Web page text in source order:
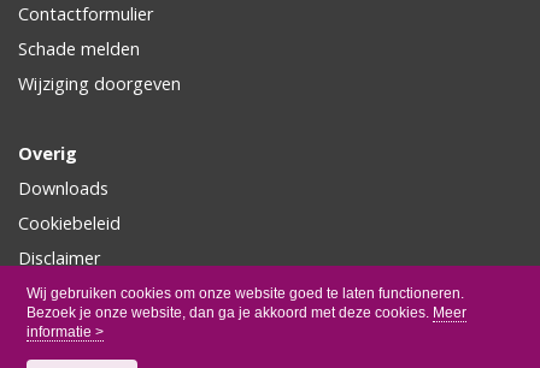
Wij gebruiken cookies om onze website goed te laten functioneren.
Bezoek je onze website, dan ga je akkoord met deze cookies. Meer
informatie >
Contactformulier
Schade melden
Wijziging doorgeven
Overig
Downloads
Cookiebeleid
Disclaimer
Privacy